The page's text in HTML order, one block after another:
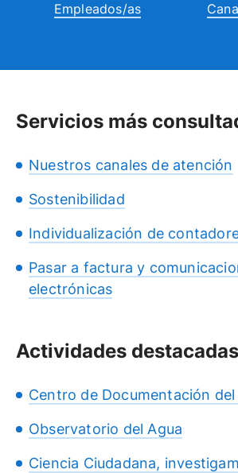
Empleados/as
Servicios más
Nuestros canales de atención
Sostenibilidad
Individualización de
Pasar a factura y
electrónicas
Actividades destacadas
Centro de Documentación del
Observatorio del Agua
Ciencia Ciudadana,